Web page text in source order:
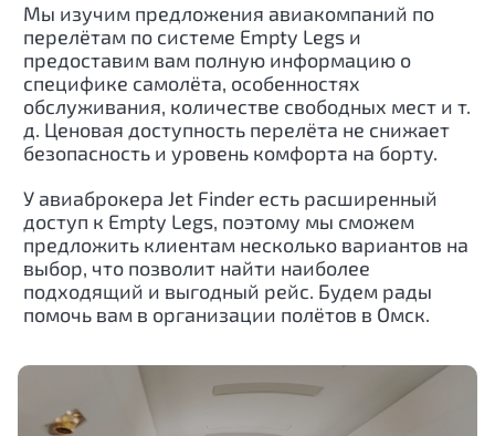
Мы изучим предложения авиакомпаний по
перелётам по системе Empty Legs и
предоставим вам полную информацию о
специфике самолёта, особенностях
обслуживания, количестве свободных мест и т.
д. Ценовая доступность перелёта не снижает
безопасность и уровень комфорта на борту.
У авиаброкера Jet Finder есть расширенный
доступ к Empty Legs, поэтому мы сможем
предложить клиентам несколько вариантов на
выбор, что позволит найти наиболее
подходящий и выгодный рейс. Будем рады
помочь вам в организации полётов в Омск.